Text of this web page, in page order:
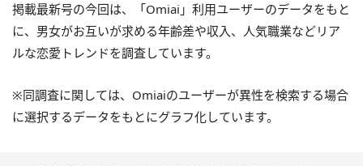
掲載最新号の今回は、「Omiai」利用ユーザーのデータをもと
に、男女がお互いが求める年齢差や収入、人気職業などリア
ルな恋愛トレンドを調査しています。
※同調査に関しては、Omiaiのユーザーが異性を検索する場合
に選択するデータをもとにグラフ化しています。